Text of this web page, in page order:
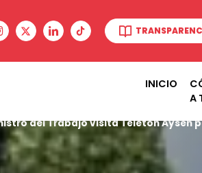
INICIO
A
del Trabajo visita Teletón Aysén